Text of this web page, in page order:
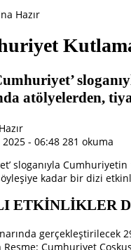
Hazır
atölyelerden,
2025 - 06:48 281 okuma
sloganıyla
kadar bir dizi
ETKİNLİKLER
gerçekleştirilecek
Cumhuriyet